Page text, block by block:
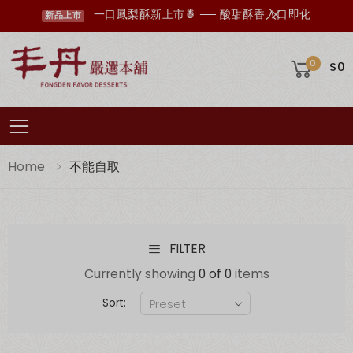
新品上市 一口鳳梨酥新上市🍍 ── 酸甜酥香入口即化
0 $0
Toggle mobile menu
Home 不能自取
FILTER
Currently showing 0 of 0 items
Sort: